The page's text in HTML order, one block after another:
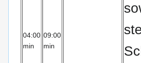
04:00
min
09:00
min